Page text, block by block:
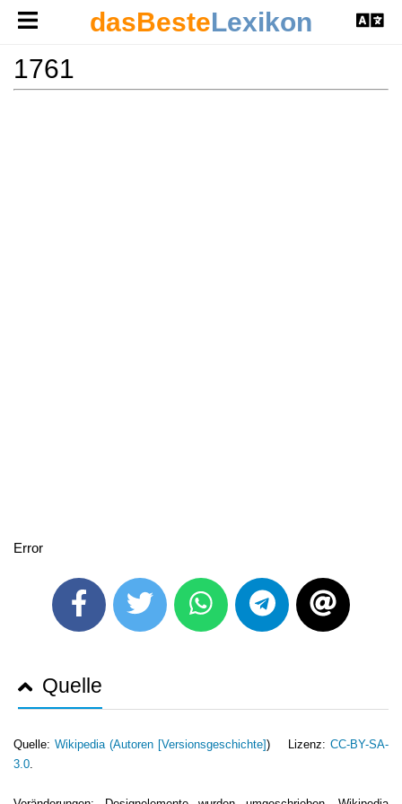
dasBesteLexikon
1761
Error
Quelle
Quelle: Wikipedia (Autoren [Versionsgeschichte]) Lizenz: CC-BY-SA-
3.0.